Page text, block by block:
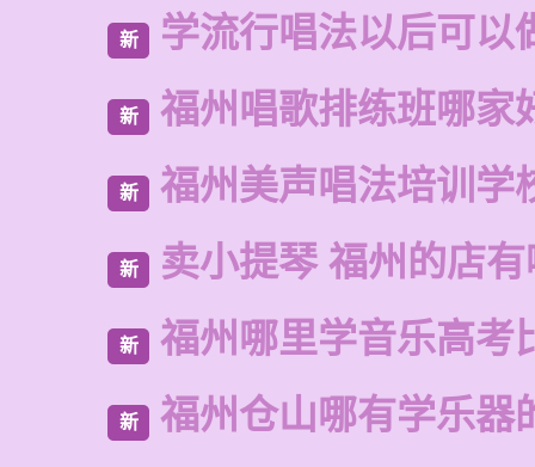
新 学流行唱法以后可以
新 福州唱歌排练班哪家
新 福州美声唱法培训学
新 卖小提琴 福州的店
新 福州哪里学音乐高考
新 福州仓山哪有学乐器